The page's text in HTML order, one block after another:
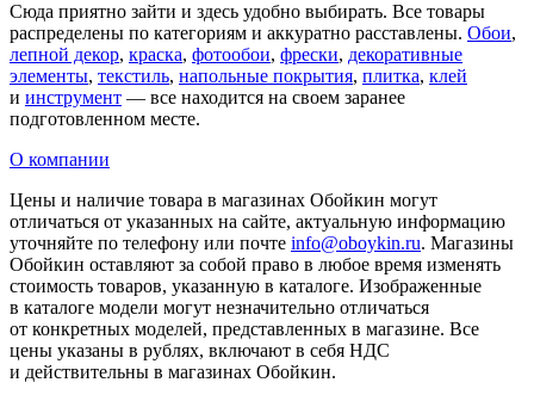
Сюда приятно зайти и здесь удобно выбирать. Все товары
распределены по категориям и аккуратно расставлены. Обои,
лепной декор, краска, фотообои, фрески, декоративные
элементы, текстиль, напольные покрытия, плитка, клей
и инструмент — все находится на своем заранее
подготовленном месте.
О компании
Цены и наличие товара в магазинах Обойкин могут
отличаться от указанных на сайте, актуальную информацию
уточняйте по телефону или почте info@oboykin.ru. Магазины
Обойкин оставляют за собой право в любое время изменять
стоимость товаров, указанную в каталоге. Изображенные
в каталоге модели могут незначительно отличаться
от конкретных моделей, представленных в магазине. Все
цены указаны в рублях, включают в себя НДС
и действительны в магазинах Обойкин.